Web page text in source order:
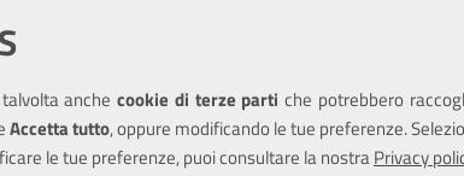
anchecookie di terze parti che potrebbero
Accetta tutto, oppure modificando le tue preferenze.
le tue preferenze, puoi consultare la nostraPrivacy